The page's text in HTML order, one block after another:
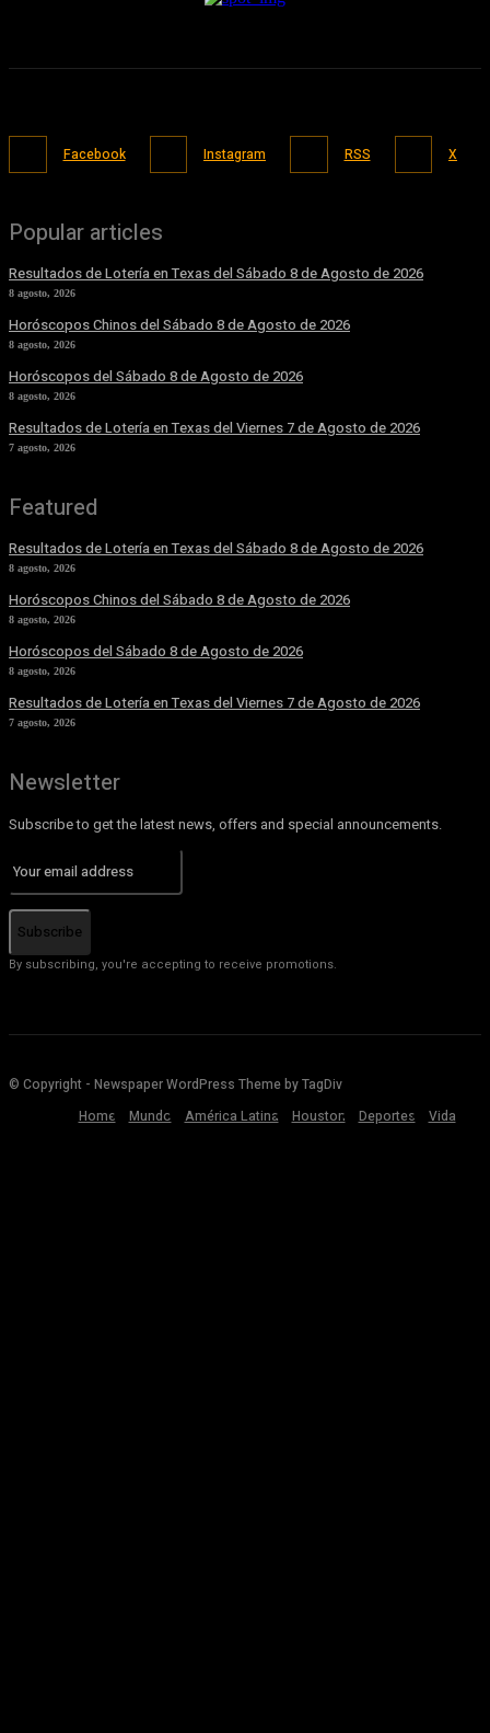
Facebook Instagram RSS X
Popular articles
Resultados de Lotería en Texas del Sábado 8 de Agosto de 2026
8 agosto, 2026
Horóscopos Chinos del Sábado 8 de Agosto de 2026
8 agosto, 2026
Horóscopos del Sábado 8 de Agosto de 2026
8 agosto, 2026
Resultados de Lotería en Texas del Viernes 7 de Agosto de 2026
7 agosto, 2026
Featured
Resultados de Lotería en Texas del Sábado 8 de Agosto de 2026
8 agosto, 2026
Horóscopos Chinos del Sábado 8 de Agosto de 2026
8 agosto, 2026
Horóscopos del Sábado 8 de Agosto de 2026
8 agosto, 2026
Resultados de Lotería en Texas del Viernes 7 de Agosto de 2026
7 agosto, 2026
Newsletter
Subscribe to get the latest news, offers and special announcements.
Subscribe
By subscribing, you're accepting to receive promotions.
© Copyright - Newspaper WordPress Theme by TagDiv
Home
Mundo América Latina Houston Deportes Vida